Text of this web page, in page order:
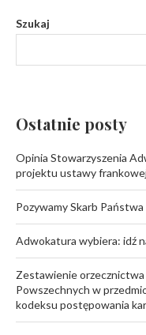
Szukaj
Ostatnie posty
Opinia Stowarzyszenia
projektu ustawy
Pozywamy Skarb Państwa
Adwokatura wybiera: idź
Zestawienie orzecznictwa
Powszechnych w
kodeksu postępowania